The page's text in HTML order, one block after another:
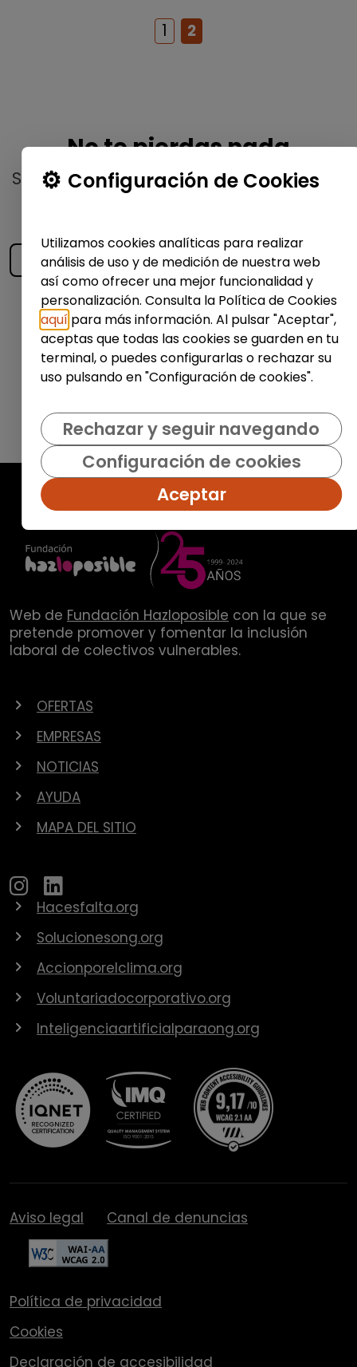
1 2
No te pierdas nada
Suscríbete a nuestroboletín semanal
recibe las últimas ofertas y noticias
Enviar
Web de Fundación Hazloposible con la que se
pretende promover y fomentar la inclusión
laboral de colectivos vulnerables.
OFERTAS
EMPRESAS
NOTICIAS
AYUDA
MAPA DEL SITIO
Hacesfalta.org
Solucionesong.org
Accionporelclima.org
Voluntariadocorporativo.org
Inteligenciaartificialparaong.org
Aviso legal Canal de denuncias
Política de privacidad
Cookies
Declaración de accesibilidad
Configuración de Cookies
Utilizamos cookies analíticas para realizar
análisis de uso y de medición de nuestra web
así como ofrecer una mejor funcionalidad y
personalización. Consulta la Política de Cookies
aquí para más información. Al pulsar "Aceptar",
aceptas que todas las cookies se guarden en tu
terminal, o puedes configurarlas o rechazar su
uso pulsando en "Configuración de cookies".
Rechazar y seguir navegando
Configuración de cookies
Aceptar